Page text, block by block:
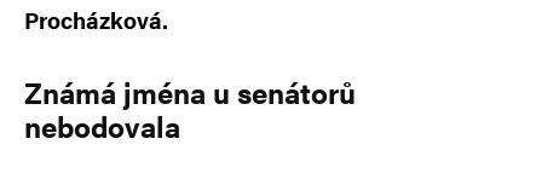
Procházková.
Známá jména u senátorů
nebodovala